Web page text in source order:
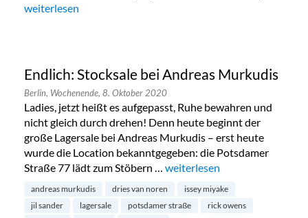
„Tintswalo African Colors in Wilmersdorf“
weiterlesen
Endlich: Stocksale bei Andreas Murkudis
Berlin, Wochenende, 8. Oktober 2020
Ladies, jetzt heißt es aufgepasst, Ruhe bewahren und
nicht gleich durch drehen! Denn heute beginnt der
große Lagersale bei Andreas Murkudis – erst heute
wurde die Location bekanntgegeben: die Potsdamer
Straße 77 lädt zum Stöbern … „Endlich: Stocksale bei
weiterlesen
andreas murkudis dries van noren
issey miyake
jil sander
lagersale potsdamer straße
rick owens